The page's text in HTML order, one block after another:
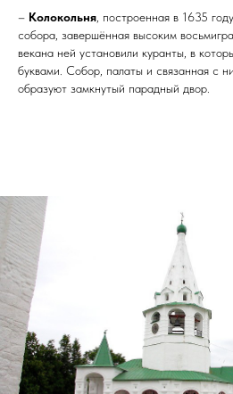
– Колокольня , построенная в 1635
собора, завершённая высоким
векана ней установили куранты, в
буквами. Собор, палаты и связанная с
образуют замкнутый парадный двор.